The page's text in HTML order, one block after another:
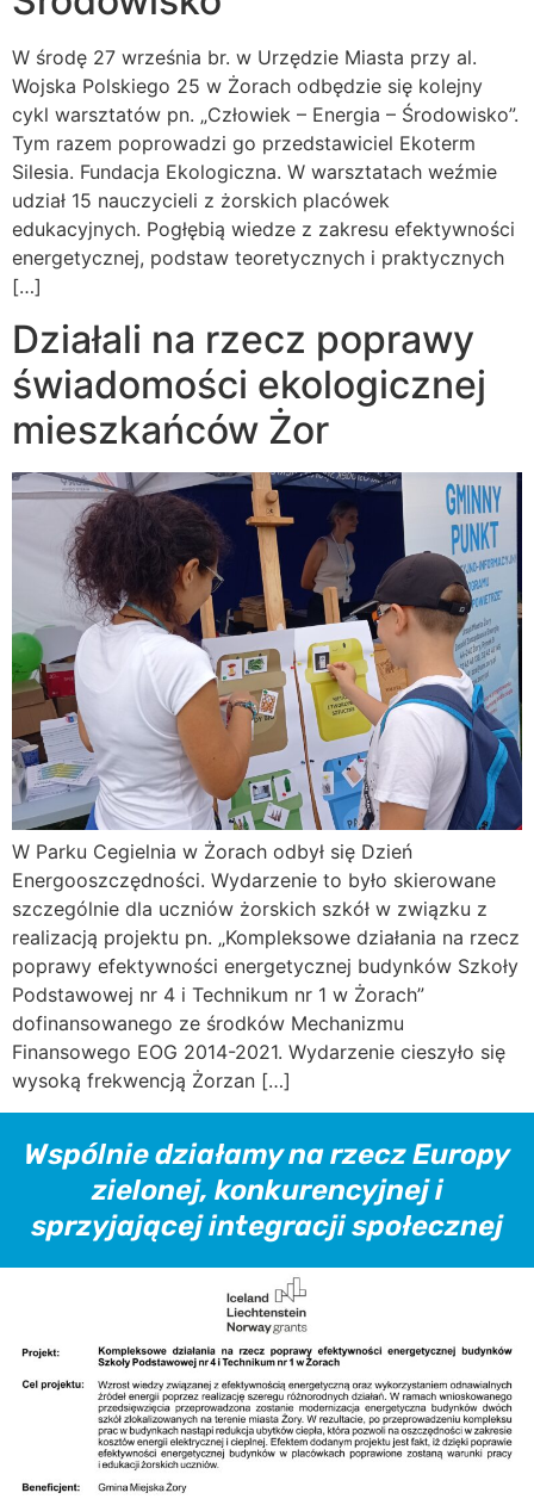
W środę 27 września br. w Urzędzie Miasta przy al.
Wojska Polskiego 25 w Żorach odbędzie się kolejny
cykl warsztatów pn. „Człowiek – Energia – Środowisko”.
Tym razem poprowadzi go przedstawiciel Ekoterm
Silesia. Fundacja Ekologiczna. W warsztatach weźmie
udział 15 nauczycieli z żorskich placówek
edukacyjnych. Pogłębią wiedze z zakresu efektywności
energetycznej, podstaw teoretycznych i praktycznych
[…]
Działali na rzecz poprawy
świadomości ekologicznej
mieszkańców Żor
W Parku Cegielnia w Żorach odbył się Dzień
Energooszczędności. Wydarzenie to było skierowane
szczególnie dla uczniów żorskich szkół w związku z
realizacją projektu pn. „Kompleksowe działania na rzecz
poprawy efektywności energetycznej budynków Szkoły
Podstawowej nr 4 i Technikum nr 1 w Żorach”
dofinansowanego ze środków Mechanizmu
Finansowego EOG 2014-2021. Wydarzenie cieszyło się
wysoką frekwencją Żorzan […]
Wspólnie działamy na rzecz Europy
zielonej, konkurencyjnej i
sprzyjającej integracji społecznej